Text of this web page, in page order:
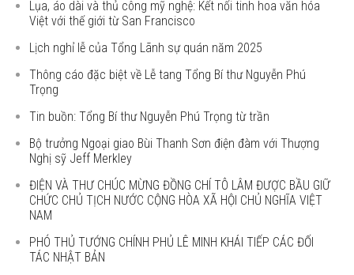
Lụa, áo dài và thủ công mỹ nghệ: Kết nối tinh hoa văn hóa
Việt với thế giới từ San Francisco
Lịch nghỉ lễ của Tổng Lãnh sự quán năm 2025
Thông cáo đặc biệt về Lễ tang Tổng Bí thư Nguyễn Phú
Trọng
Tin buồn: Tổng Bí thư Nguyễn Phú Trọng từ trần
Bộ trưởng Ngoại giao Bùi Thanh Sơn điện đàm với Thượng
Nghị sỹ Jeff Merkley
ĐIỆN VÀ THƯ CHÚC MỪNG ĐỒNG CHÍ TÔ LÂM ĐƯỢC BẦU GIỮ
CHỨC CHỦ TỊCH NƯỚC CỘNG HÒA XÃ HỘI CHỦ NGHĨA VIỆT
NAM
PHÓ THỦ TƯỚNG CHÍNH PHỦ LÊ MINH KHÁI TIẾP CÁC ĐỐI
TÁC NHẬT BẢN